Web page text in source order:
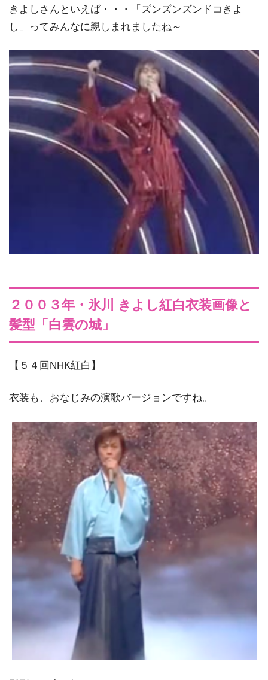
きよしさんといえば・・・「ズンズンズンドコきよ
し」ってみんなに親しまれましたね～
２００３年・氷川 きよし紅白衣装画像と
髪型「白雲の城」
【５４回NHK紅白】
衣装も、おなじみの演歌バージョンですね。